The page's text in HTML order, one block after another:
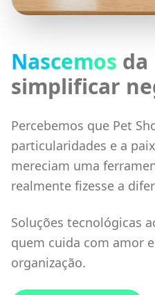
Nascemos da
simplificar
Percebemos que Pet
particularidades e a
mereciam uma
realmente fizesse a
Soluções tecnológicas
quem cuida com amor
organização.